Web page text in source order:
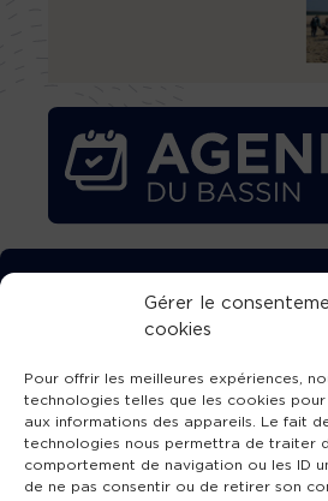
Gérer le
cookies
Pour offrir les meilleures expériences,
technologies telles que les cookies
aux informations des appareils. Le fait
technologies nous permettra de traiter
comportement de navigation ou les ID
de ne pas consentir ou de retirer son
TÉLÉCHARGEZ
L’APPLICATION
SUIVEZ-